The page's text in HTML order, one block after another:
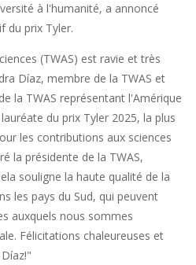
à l'humanité, a annoncé
du prix Tyler.
(TWAS) est ravie et très
Díaz, membre de la TWAS et
la TWAS représentant l'Amérique
du prix Tyler 2025, la plus
les contributions aux sciences
la présidente de la TWAS,
souligne la haute qualité de la
les pays du Sud, qui peuvent
auxquels nous sommes
Félicitations chaleureuses et